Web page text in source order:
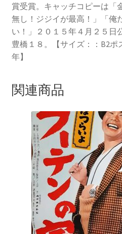
賞受賞。キャッチコピーは「
無し！ジジイが最高！」「俺
い！」２０１５年４月２５日
豊橋１８。【サイズ：：B2ポ
年】
関連商品